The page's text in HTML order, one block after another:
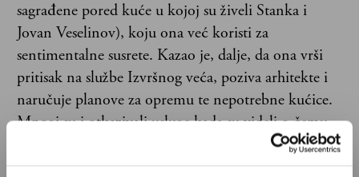
sagrađene pored kuće u kojoj su živeli Stanka i
Jovan Veselinov), koju ona već koristi za
sentimentalne susrete. Kazao je, dalje, da ona vrši
pritisak na službe Izvršnog veća, poziva arhitekte i
naručuje planove za opremu te nepotrebne kućice.
Mnogi su i otkazivali usluge kada su videli o čemu